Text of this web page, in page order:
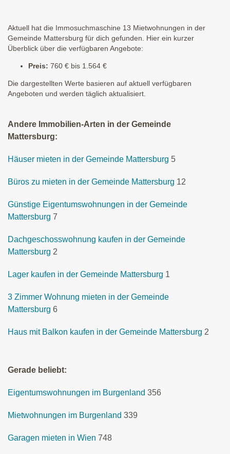
Aktuell hat die Immosuchmaschine 13 Mietwohnungen in der
Gemeinde Mattersburg für dich gefunden. Hier ein kurzer
Überblick über die verfügbaren Angebote:
Preis: 760 € bis 1.564 €
Die dargestellten Werte basieren auf aktuell verfügbaren
Angeboten und werden täglich aktualisiert.
Andere Immobilien-Arten in der Gemeinde
Mattersburg:
Häuser mieten in der Gemeinde Mattersburg 5
Büros zu mieten in der Gemeinde Mattersburg 12
Günstige Eigentumswohnungen in der Gemeinde
Mattersburg 7
Dachgeschosswohnung kaufen in der Gemeinde
Mattersburg 2
Lager kaufen in der Gemeinde Mattersburg 1
3 Zimmer Wohnung mieten in der Gemeinde
Mattersburg 6
Haus mit Balkon kaufen in der Gemeinde Mattersburg 2
Gerade beliebt:
Eigentumswohnungen im Burgenland 356
Mietwohnungen im Burgenland 339
Garagen mieten in Wien 748